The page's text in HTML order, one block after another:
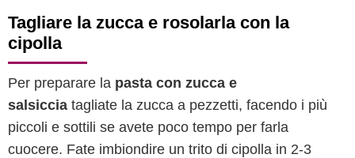
Tagliare la zucca e rosolarla con la
cipolla
Per preparare la pasta con zucca e
salsiccia tagliate la zucca a pezzetti, facendo i più
piccoli e sottili se avete poco tempo per farla
cuocere. Fate imbiondire un trito di cipolla in 2-3